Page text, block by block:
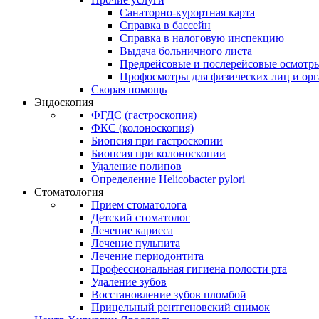
Санаторно-курортная карта
Справка в бассейн
Справка в налоговую инспекцию
Выдача больничного листа
Предрейсовые и послерейсовые
Профосмотры для физических лиц и
Скорая помощь
Эндоскопия
ФГДС (гастроскопия)
ФКС (колоноскопия)
Биопсия при гастроскопии
Биопсия при колоноскопии
Удаление полипов
Определение Helicobacter pylori
Стоматология
Прием стоматолога
Детский стоматолог
Лечение кариеса
Лечение пульпита
Лечение периодонтита
Профессиональная гигиена полости рта
Удаление зубов
Восстановление зубов пломбой
Прицельный рентгеновский снимок